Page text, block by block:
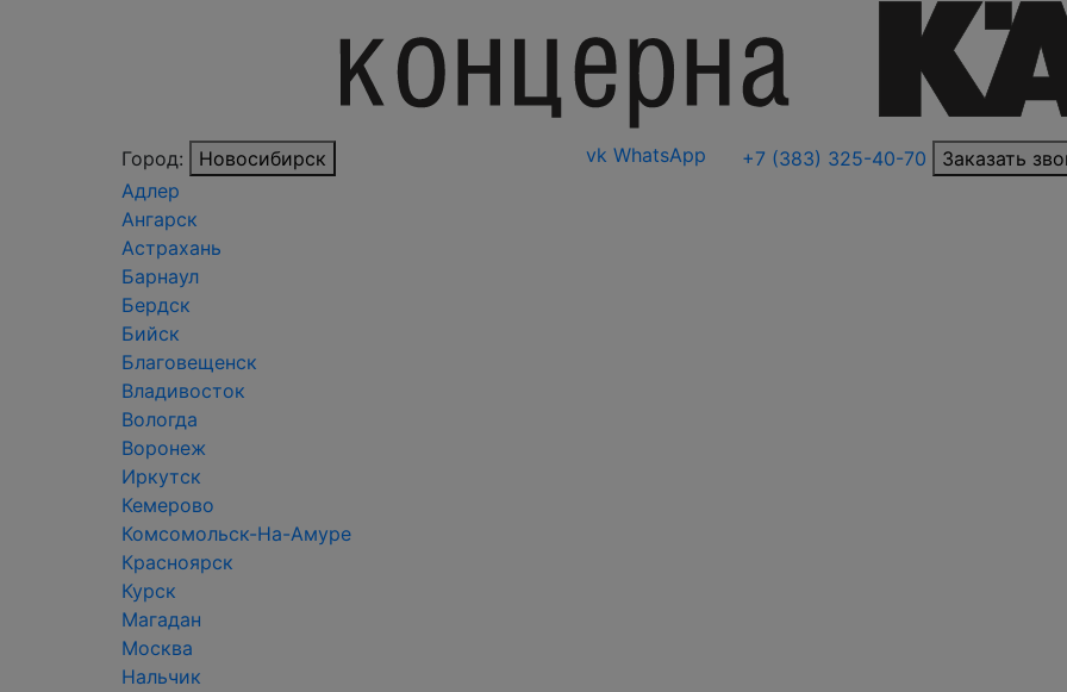
Город:
Новосибирск
Адлер
Ангарск
Астрахань
Барнаул
Бердск
Бийск
Благовещенск
Владивосток
Вологда
Воронеж
Иркутск
Кемерово
Комсомольск-На-Амуре
Красноярск
Курск
Магадан
Москва
Нальчик
vk WhatsApp +7 (383) 325-40-70 Заказать